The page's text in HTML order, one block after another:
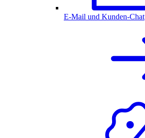
E-Mail und Kunden-Chat